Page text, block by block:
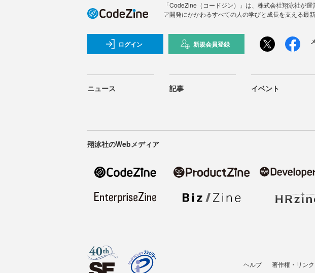
「CodeZine（コードジン）」は、株式会社翔泳社が
ア開発にかかわるすべての人の学びと成長を支える最
ログイン 新規会員登録
ニュース 記事 イベント
翔泳社のWebメディア
ヘルプ 著作権・リンク